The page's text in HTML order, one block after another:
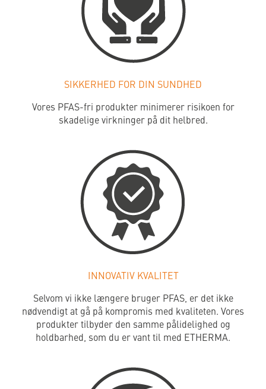
SIKKERHED FOR DIN SUNDHED
Vores PFAS-fri produkter minimerer risikoen for
skadelige virkninger på dit helbred.
INNOVATIV KVALITET
Selvom vi ikke længere bruger PFAS, er det ikke
nødvendigt at gå på kompromis med kvaliteten. Vores
produkter tilbyder den samme pålidelighed og
holdbarhed, som du er vant til med ETHERMA.